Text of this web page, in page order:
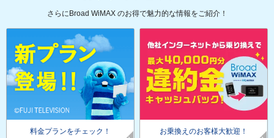
さらにBroad WiMAX のお得で魅力的な情報をご紹介！
料金プランをチェック！ お乗換えのお客様大歓迎！